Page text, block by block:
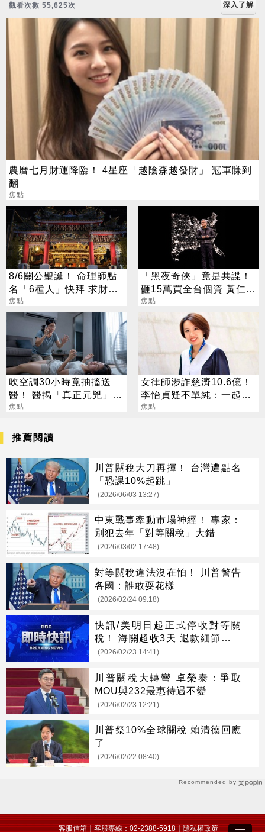
觀看次數 55,633次 深入了解
農曆七月財運降臨！ 4星座「越陰森越發財」 冠軍賺到
翻
焦點
8/6關公聖誕！ 命理師點
名「6種人」快拜 求財求
職保平安
焦點
「黑夜奇俠」竟是共諜！
砸15萬買全台個資 黃仁
勳、張麗善也受害
焦點
吹空調30小時竟抽搐送
醫！ 醫揭「真正元兇」：
不是冷氣
焦點
女律師涉詐慈濟10.6億！
李怡貞疑不單純：一起洗
錢？
焦點
Recommended by
推薦閱讀
川普關稅大刀再揮！ 台灣遭點名
「恐課10%起跳」
(2026/06/03 13:27)
中東戰事牽動市場神經！ 專家：
別犯去年「對等關稅」大錯
(2026/03/02 17:48)
對等關稅違法沒在怕！ 川普警告
各國：誰敢耍花樣
(2026/02/24 09:18)
快訊/美明日起正式停收對等關
稅！ 海關超收3天 退款細節未說
明
(2026/02/23 14:41)
川普關稅大轉彎 卓榮泰：爭取
MOU與232最惠待遇不變
(2026/02/23 12:21)
川普祭10%全球關稅 賴清德回應
了
(2026/02/22 08:40)
客服信箱｜客服專線：02-2388-5918｜隱私權政策